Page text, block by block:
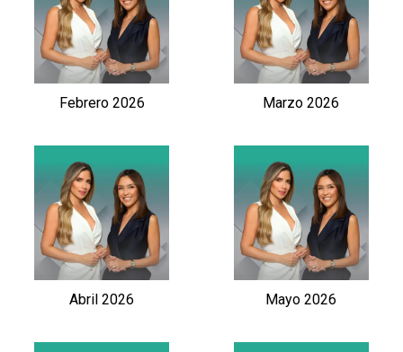
Febrero 2026 Marzo 2026
Abril 2026 Mayo 2026